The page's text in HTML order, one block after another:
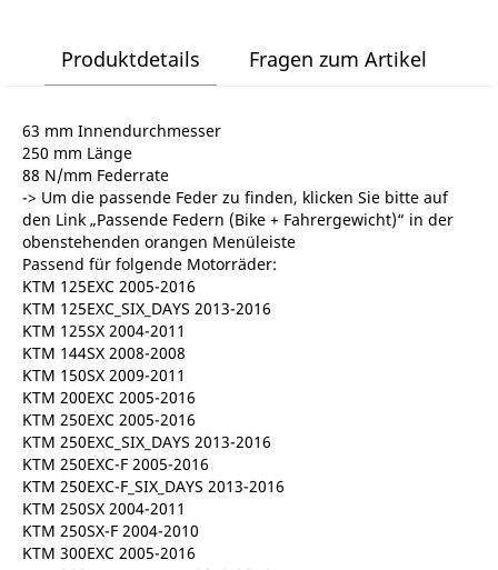
Produktdetails Fragen zum Artikel
63 mm Innendurchmesser
250 mm Länge
88 N/mm Federrate
-> Um die passende Feder zu finden, klicken Sie bitte auf
den Link „Passende Federn (Bike + Fahrergewicht)“ in der
obenstehenden orangen Menüleiste
Passend für folgende Motorräder:
KTM 125EXC 2005-2016
KTM 125EXC_SIX_DAYS 2013-2016
KTM 125SX 2004-2011
KTM 144SX 2008-2008
KTM 150SX 2009-2011
KTM 200EXC 2005-2016
KTM 250EXC 2005-2016
KTM 250EXC_SIX_DAYS 2013-2016
KTM 250EXC-F 2005-2016
KTM 250EXC-F_SIX_DAYS 2013-2016
KTM 250SX 2004-2011
KTM 250SX-F 2004-2010
KTM 300EXC 2005-2016